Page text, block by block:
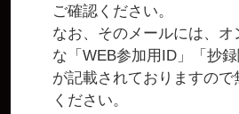
ご確認ください。
なお、そのメールには、
な「WEB参加用ID」「抄録
が記載されておりますの
ください。